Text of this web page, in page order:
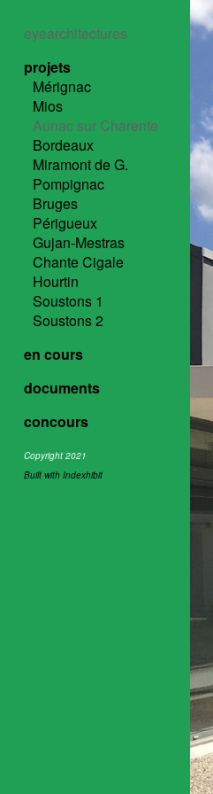
eyearchitectures
projets
Mérignac
Mios
Aunac sur Charente
Bordeaux
Miramont de G.
Pompignac
Bruges
Périgueux
Gujan-Mestras
Chante Cigale
Hourtin
Soustons 1
Soustons 2
en cours
documents
concours
Copyright 2021
Built with Indexhibit